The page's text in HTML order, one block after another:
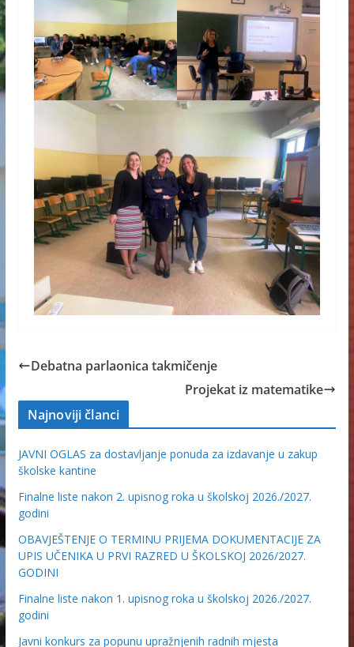
Debatna parlaonica takmičenje
Projekat iz matematike
Najnoviji članci
JAVNI OGLAS za dostavljanje ponuda za izdavanje u zakup
školske kantine
Finalne liste nakon 2. upisnog roka u školskoj 2026./2027.
godini
OBAVJEŠTENJE O TERMINU PRIJEMA DOKUMENTACIJE ZA
UPIS UČENIKA U PRVI RAZRED U ŠKOLSKOJ 2026/2027.
GODINI
Finalne liste nakon 1. upisnog roka u školskoj 2026./2027.
godini
Javni konkurs za popunu upražnjenih radnih mjesta